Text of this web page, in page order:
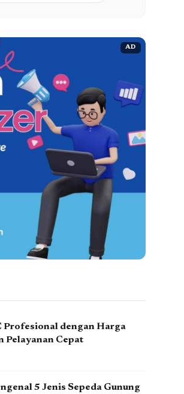
AD
Profesional dengan Harga
Pelayanan Cepat
5 Jenis Sepeda Gunung